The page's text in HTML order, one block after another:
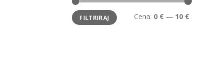
Min
cena
Max
cenaFILTRIRAJ Cena: 0 € — 10 €